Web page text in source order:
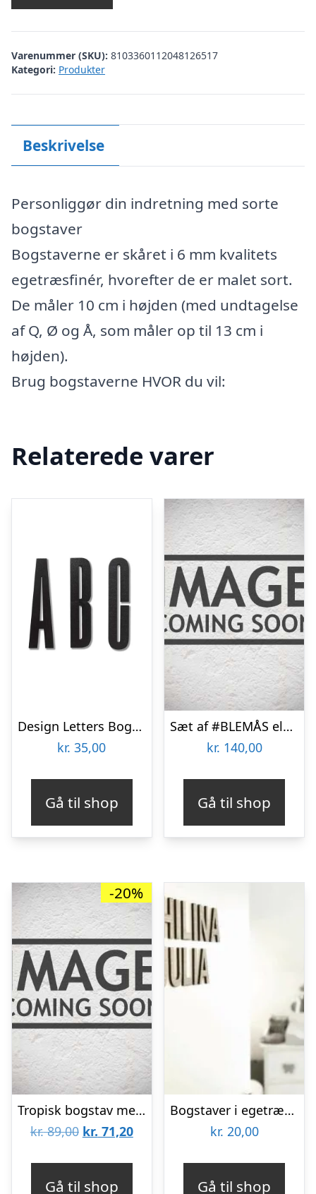
Varenummer (SKU): 8103360112048126517
Kategori: Produkter
Beskrivelse
Personliggør din indretning med sorte
bogstaver
Bogstaverne er skåret i 6 mm kvalitets
egetræsfinér, hvorefter de er malet sort.
De måler 10 cm i højden (med undtagelse
af Q, Ø og Å, som måler op til 13 cm i
højden).
Brug bogstaverne HVOR du vil:
Relaterede varer
Design Letters Bogstaver – sort
kr. 35,00
Gå til shop
Sæt af #BLEMÅS elegante bogstaver
kr. 140,00
Gå til shop
-20%
Tropisk bogstav med navn – Plakat
kr.89,00 Den
kr. 71,20Den
Gå til shop
Bogstaver i egetræfiner – køb enkeltvis
kr. 20,00
Gå til shop